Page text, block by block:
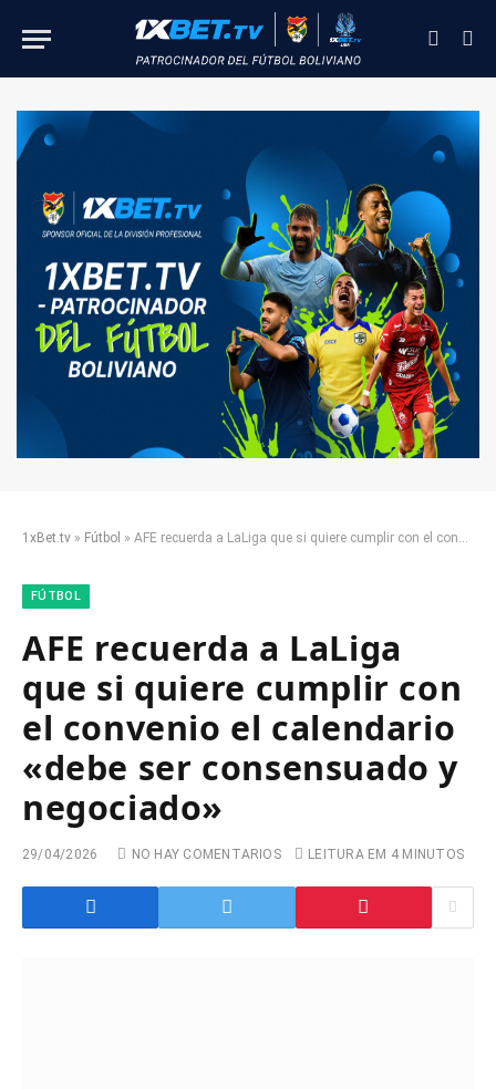
1xBet.tv » Fútbol » AFE recuerda a LaLiga que si quiere cumplir con el convenio el calendario «debe ser consensuado y negociado»
FÚTBOL
AFE recuerda a LaLiga
que si quiere cumplir con
el convenio el calendario
«debe ser consensuado y
negociado»
29/04/2026 NO HAY COMENTARIOS LEITURA EM 4 MINUTOS